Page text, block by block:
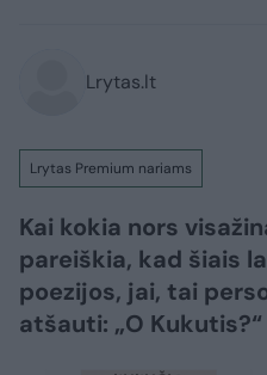
Lrytas.lt
Lrytas Premium nariams
Kai kokia nors
pareiškia, kad šiais
poezijos, jai, tai
atšauti: „O Kukutis?“